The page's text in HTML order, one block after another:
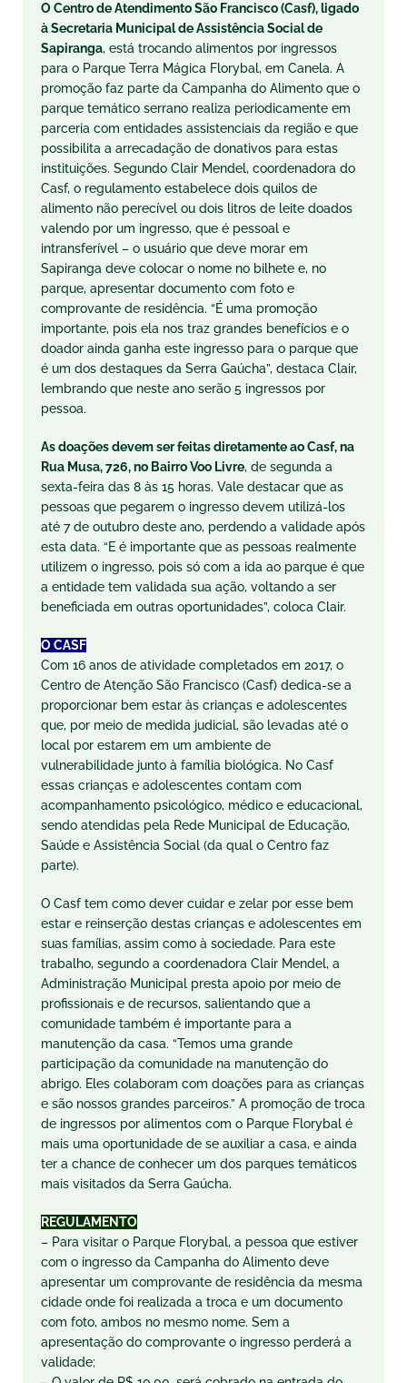
O Centro de Atendimento São Francisco (Casf), ligado
à Secretaria Municipal de Assistência Social de
Sapiranga, está trocando alimentos por ingressos
para o Parque Terra Mágica Florybal, em Canela. A
promoção faz parte da Campanha do Alimento que o
parque temático serrano realiza periodicamente em
parceria com entidades assistenciais da região e que
possibilita a arrecadação de donativos para estas
instituições. Segundo Clair Mendel, coordenadora do
Casf, o regulamento estabelece dois quilos de
alimento não perecível ou dois litros de leite doados
valendo por um ingresso, que é pessoal e
intransferível – o usuário que deve morar em
Sapiranga deve colocar o nome no bilhete e, no
parque, apresentar documento com foto e
comprovante de residência. “É uma promoção
importante, pois ela nos traz grandes benefícios e o
doador ainda ganha este ingresso para o parque que
é um dos destaques da Serra Gaúcha”, destaca Clair,
lembrando que neste ano serão 5 ingressos por
pessoa.
As doações devem ser feitas diretamente ao Casf, na
Rua Musa, 726, no Bairro Voo Livre, de segunda a
sexta-feira das 8 às 15 horas. Vale destacar que as
pessoas que pegarem o ingresso devem utilizá-los
até 7 de outubro deste ano, perdendo a validade após
esta data. “E é importante que as pessoas realmente
utilizem o ingresso, pois só com a ida ao parque é que
a entidade tem validada sua ação, voltando a ser
beneficiada em outras oportunidades”, coloca Clair.
O CASF
Com 16 anos de atividade completados em 2017, o
Centro de Atenção São Francisco (Casf) dedica-se a
proporcionar bem estar às crianças e adolescentes
que, por meio de medida judicial, são levadas até o
local por estarem em um ambiente de
vulnerabilidade junto à família biológica. No Casf
essas crianças e adolescentes contam com
acompanhamento psicológico, médico e educacional,
sendo atendidas pela Rede Municipal de Educação,
Saúde e Assistência Social (da qual o Centro faz
parte).
O Casf tem como dever cuidar e zelar por esse bem
estar e reinserção destas crianças e adolescentes em
suas famílias, assim como à sociedade. Para este
trabalho, segundo a coordenadora Clair Mendel, a
Administração Municipal presta apoio por meio de
profissionais e de recursos, salientando que a
comunidade também é importante para a
manutenção da casa. “Temos uma grande
participação da comunidade na manutenção do
abrigo. Eles colaboram com doações para as crianças
e são nossos grandes parceiros.” A promoção de troca
de ingressos por alimentos com o Parque Florybal é
mais uma oportunidade de se auxiliar a casa, e ainda
ter a chance de conhecer um dos parques temáticos
mais visitados da Serra Gaúcha.
REGULAMENTO
– Para visitar o Parque Florybal, a pessoa que estiver
com o ingresso da Campanha do Alimento deve
apresentar um comprovante de residência da mesma
cidade onde foi realizada a troca e um documento
com foto, ambos no mesmo nome. Sem a
apresentação do comprovante o ingresso perderá a
validade;